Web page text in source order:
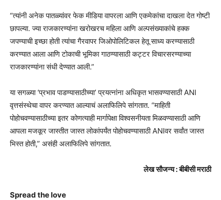
“त्यांनी अनेक पातळ्यांवर फेक मीडिया वापरला आणि एकमेकांचा दाखला देत गोष्टी
छापल्या. ज्या राजकारण्यांना खरोखरच महिला आणि अल्पसंख्याकांचे हक्क
जपण्याची इच्छा होती त्यांचा गैरवापर जिओपोलिटिकल हेतू साध्य करण्यासाठी
करण्यात आला आणि टोकाची भूमिका गाठण्यासाठी कट्टर विचारसरण्याच्या
राजकारण्यांना संधी देण्यात आली.”
या सगळ्या ‘प्रभाव पाडण्यासाठीच्या’ प्रयत्नांना अधिकृत भासवण्यासाठी ANI
वृत्तसंस्थेचा वापर करण्यात आल्याचं अलाफिलिपे सांगतात. “माहिती
पोहोचवण्यासाठीच्या इतर कोणत्याही मार्गापेक्षा विश्वसनीयता मिळवण्यासाठी आणि
आपला मजकूर जास्तीत जास्त लोकांपर्यंत पोहोचवण्यासाठी ANIवर सर्वांत जास्त
भिस्त होती,” असंही अलाफिलिपे सांगतात.
लेख सौजन्य : बीबीसी मराठी
Spread the love